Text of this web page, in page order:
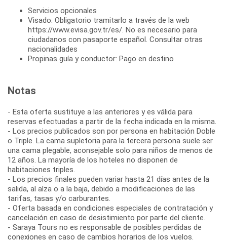
Servicios opcionales
Visado: Obligatorio tramitarlo a través de la web
https://www.evisa.gov.tr/es/. No es necesario para
ciudadanos con pasaporte español. Consultar otras
nacionalidades
Propinas guía y conductor: Pago en destino
Notas
- Esta oferta sustituye a las anteriores y es válida para
reservas efectuadas a partir de la fecha indicada en la misma.
- Los precios publicados son por persona en habitación Doble
o Triple. La cama supletoria para la tercera persona suele ser
una cama plegable, aconsejable solo para niños de menos de
12 años. La mayoría de los hoteles no disponen de
habitaciones triples.
- Los precios finales pueden variar hasta 21 días antes de la
salida, al alza o a la baja, debido a modificaciones de las
tarifas, tasas y/o carburantes.
- Oferta basada en condiciones especiales de contratación y
cancelación en caso de desistimiento por parte del cliente.
- Saraya Tours no es responsable de posibles perdidas de
conexiones en caso de cambios horarios de los vuelos.